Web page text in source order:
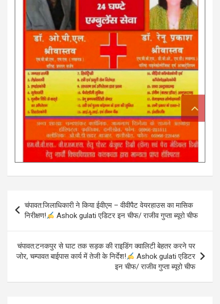
Post
navigation
चंपावत:जिलाधिकारी ने किया ईवीएम – वीवीपैट वेयरहाउस का मासिक
निरीक्षण!
Ashok gulati एडिटर इन चीफ/ राजीव गुप्ता ब्यूरो चीफ
चंपावत:टनकपुर से घाट तक सड़क की राइडिंग क्वालिटी बेहतर करने पर
जोर, चम्पावत बाईपास कार्य में तेजी के निर्देश!
Ashok gulati एडिटर
इन चीफ/ राजीव गुप्ता ब्यूरो चीफ